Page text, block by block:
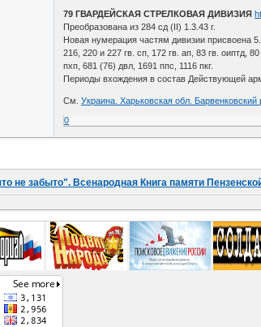
79 ГВАРДЕЙСКАЯ СТРЕЛКОВАЯ ДИВИЗИЯ
Преобразована из 284 сд (II) 1.3.43 г.
Новая нумерация частям дивизии присвоена
216, 220 и 227 гв. сп, 172 гв. ап, 83 гв. оиптд,
пхп, 681 (76) двл, 1691 ппс, 1116 пкг.
Периоды вхождения в состав Действующей
См.Украина. Харьковская обл.
0
не забыто". Всенародная Книга памяти